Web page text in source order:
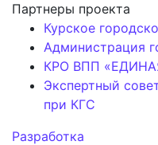
Партнеры проекта
Курское
Администрация
КРО ВПП
Экспертный
при КГС
Разработка